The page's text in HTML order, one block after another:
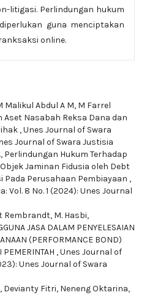
litigasi. Perlindungan hukum
guna menciptakan
online.
Malikul Abdul A M, M Farrel
Aset Nasabah Reksa Dana dan
,Unes Journal of Swara
Journal of Swara Justisia
Perlindungan Hukum Terhadap
Jaminan Fidusia oleh Debt
Perusahaan Pembiayaan ,
Vol. 8 No. 1 (2024): Unes Journal
Rembrandt, M. Hasbi,
JASA DALAM PENYELESAIAN
(PERFORMANCE BOND)
PEMERINTAH ,Unes Journal of
Unes Journal of Swara
Devianty Fitri, Neneng Oktarina,